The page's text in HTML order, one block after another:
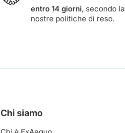
entro 14 giorni, secondo la
nostre politiche di reso.
Chi siamo